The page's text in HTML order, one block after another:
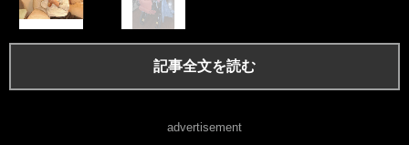
記事全文を読む
advertisement